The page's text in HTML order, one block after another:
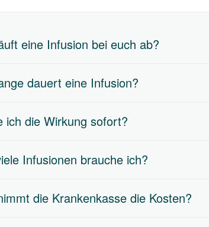
eine Infusion bei euch ab?
dauert eine Infusion?
ich die Wirkung sofort?
Infusionen brauche ich?
die Krankenkasse die Kosten?